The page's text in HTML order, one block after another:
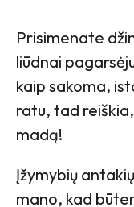
Prisimenate
liūdnai
kaip sakoma,
ratu, tad
madą!
Įžymybių
mano, kad